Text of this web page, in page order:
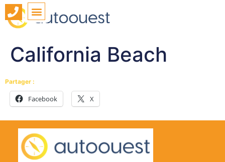
California Beach
Partager :
Facebook X